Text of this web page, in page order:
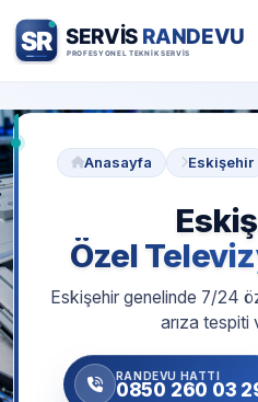
Anasayfa Eskişehir
Özel
Eskişehir genelinde 7/24
arıza tespiti
RANDEVU HATTI
0850 260 03